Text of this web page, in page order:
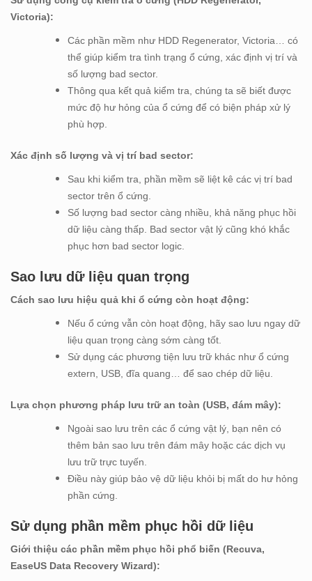
Victoria):
Các phần mềm như HDD Regenerator, Victoria… có
thể giúp kiểm tra tình trạng ổ cứng, xác định vị trí và
số lượng bad sector.
Thông qua kết quả kiểm tra, chúng ta sẽ biết được
mức độ hư hỏng của ổ cứng để có biện pháp xử lý
phù hợp.
Xác định số lượng và vị trí bad sector:
Sau khi kiểm tra, phần mềm sẽ liệt kê các vị trí bad
sector trên ổ cứng.
Số lượng bad sector càng nhiều, khả năng phục hồi
dữ liệu càng thấp. Bad sector vật lý cũng khó khắc
phục hơn bad sector logic.
Sao lưu dữ liệu quan trọng
Cách sao lưu hiệu quả khi ổ cứng còn hoạt động:
Nếu ổ cứng vẫn còn hoạt động, hãy sao lưu ngay dữ
liệu quan trọng càng sớm càng tốt.
Sử dụng các phương tiện lưu trữ khác như ổ cứng
extern, USB, đĩa quang… để sao chép dữ liệu.
Lựa chọn phương pháp lưu trữ an toàn (USB, đám mây):
Ngoài sao lưu trên các ổ cứng vật lý, bạn nên có
thêm bản sao lưu trên đám mây hoặc các dịch vụ
lưu trữ trực tuyến.
Điều này giúp bảo vệ dữ liệu khỏi bị mất do hư hỏng
phần cứng.
Sử dụng phần mềm phục hồi dữ liệu
Giới thiệu các phần mềm phục hồi phổ biến (Recuva,
EaseUS Data Recovery Wizard):